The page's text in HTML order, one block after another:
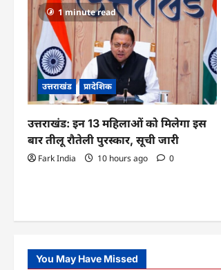
v
g
a
i
o
1 minute read
उत्तराखंड प्रादेशिक
उत्तराखंड: इन 13 महिलाओं को मिलेगा इस
बार तीलू रौतेली पुरस्कार, सूची जारी
Fark India 10 hours ago 0
You May Have Missed